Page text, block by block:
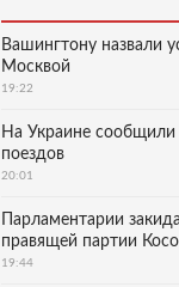
Вашингтону назвали
Москвой
19:22
На Украине сообщили
поездов
20:01
Парламентарии
правящей партии
19:44